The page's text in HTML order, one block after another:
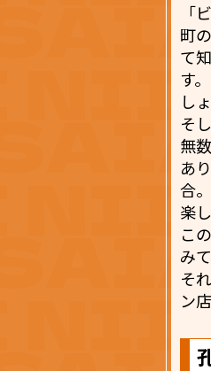
「
町
て
す
し
そ
無
あ
合
楽
こ
み
そ
ン